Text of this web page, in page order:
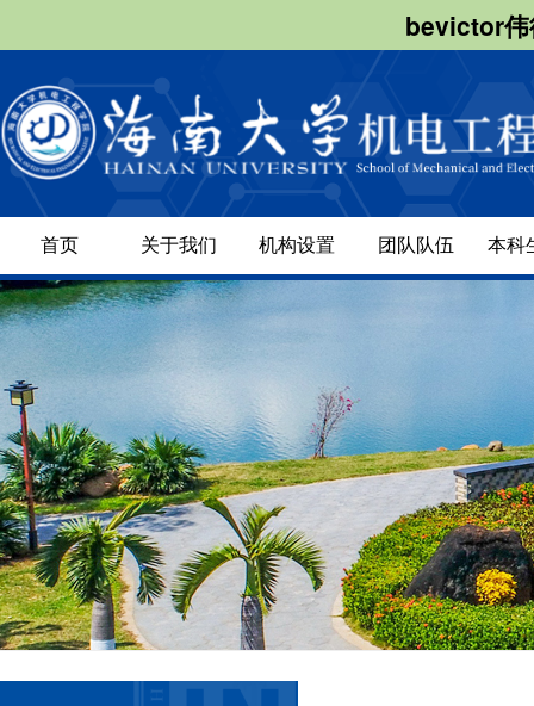
bevictor伟
首页 关于我们 机构设置 团队队伍 本科